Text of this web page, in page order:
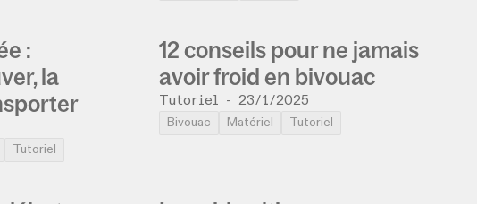
:
la
Tutoriel
12 conseils pour ne jamais
avoir froid en bivouac
Tutoriel -23/1/2025
Bivouac Matériel Tutoriel